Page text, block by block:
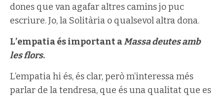
dones que van agafar altres camins jo puc
escriure. Jo, la Solitària o qualsevol altra dona.
L’empatia és important aMassa deutes amb
les flors.
L’empatia hi és, és clar, però m’interessa més
parlar de la tendresa, que és una qualitat que es